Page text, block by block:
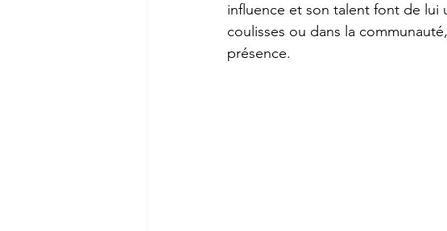
influence et son talent font de lui
coulisses ou dans la
présence.